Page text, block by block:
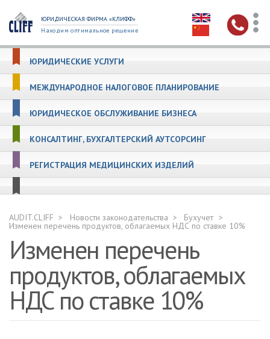
ЮРИДИЧЕСКАЯ ФИРМА «КЛИФФ»
Находим оптимальное решение
ЮРИДИЧЕСКИЕ УСЛУГИ
МЕЖДУНАРОДНОЕ НАЛОГОВОЕ ПЛАНИРОВАНИЕ
ЮРИДИЧЕСКОЕ ОБСЛУЖИВАНИЕ БИЗНЕСА
КОНСАЛТИНГ, БУХГАЛТЕРСКИЙ АУТСОРСИНГ
РЕГИСТРАЦИЯ МЕДИЦИНСКИХ ИЗДЕЛИЙ
AUDIT.CLIFF Новости законодательства Бухучет
Изменен перечень продуктов, облагаемых НДС по ставке 10%
Изменен перечень
продуктов, облагаемых
НДС по ставке 10%